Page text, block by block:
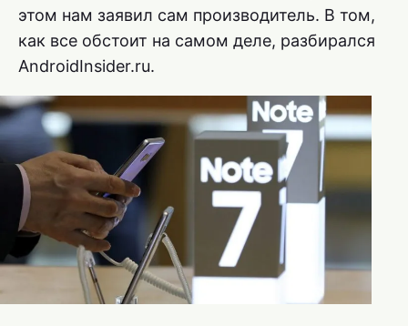
этом нам заявил сам производитель. В том,
как все обстоит на самом деле, разбирался
AndroidInsider.ru.